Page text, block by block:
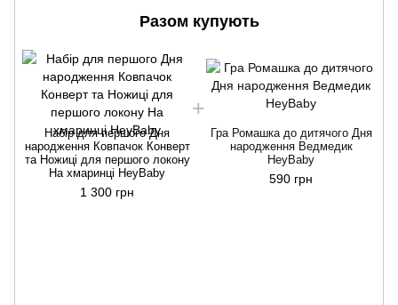
Разом купують
Набір для першого Дня
народження Ковпачок Конверт
та Ножиці для першого локону
На хмаринці HeyBaby
1 300 грн
Гра Ромашка до дитячого Дня
народження Ведмедик
HeyBaby
590 грн